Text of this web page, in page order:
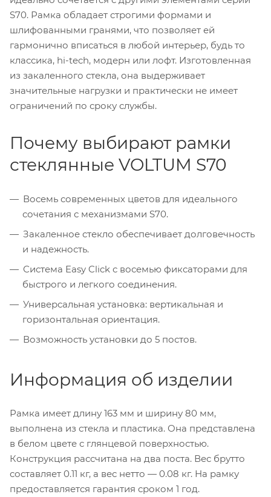
S70. Рамка обладает строгими формами и
шлифованными гранями, что позволяет ей
гармонично вписаться в любой интерьер, будь то
классика, hi-tech, модерн или лофт. Изготовленная
из закаленного стекла, она выдерживает
значительные нагрузки и практически не имеет
ограничений по сроку службы.
Почему выбирают рамки
стеклянные VOLTUM S70
Восемь современных цветов для идеального
сочетания с механизмами S70.
Закаленное стекло обеспечивает долговечность
и надежность.
Система Easy Click с восемью фиксаторами для
быстрого и легкого соединения.
Универсальная установка: вертикальная и
горизонтальная ориентация.
Возможность установки до 5 постов.
Информация об изделии
Рамка имеет длину 163 мм и ширину 80 мм,
выполнена из стекла и пластика. Она представлена
в белом цвете с глянцевой поверхностью.
Конструкция рассчитана на два поста. Вес брутто
составляет 0.11 кг, а вес нетто — 0.08 кг. На рамку
предоставляется гарантия сроком 1 год.